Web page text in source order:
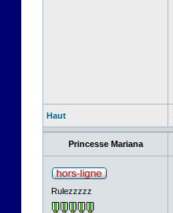
Haut
Princesse Mariana
Rulezzzzz